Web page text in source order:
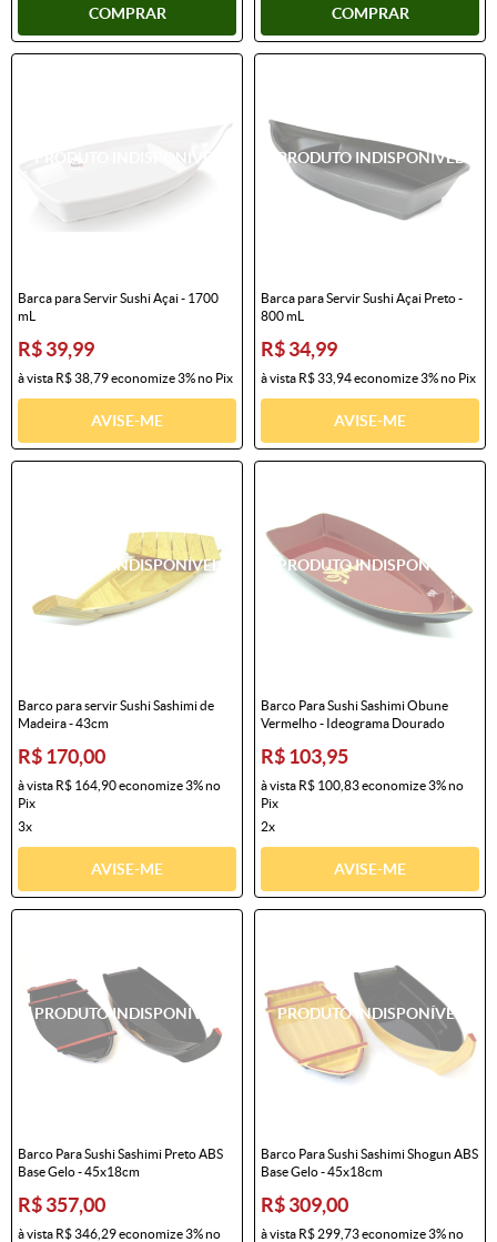
COMPRAR COMPRAR
Barca para Servir Sushi Açai - 1700
mL
R$ 39,99
à vista R$ 38,79economize3%no Pix
AVISE-ME
Barca para Servir Sushi Açai Preto -
800 mL
R$ 34,99
à vista R$ 33,94economize3%no Pix
AVISE-ME
Barco para servir Sushi Sashimi de
Madeira - 43cm
R$ 170,00
à vista R$ 164,90economize3%no
Pix
3x
AVISE-ME
Barco Para Sushi Sashimi Obune
Vermelho - Ideograma Dourado
R$ 103,95
à vista R$ 100,83economize3%no
Pix
2x
AVISE-ME
Barco Para Sushi Sashimi Preto ABS
Base Gelo - 45x18cm
R$ 357,00
à vista R$ 346,29economize3%no
Barco Para Sushi Sashimi Shogun ABS
Base Gelo - 45x18cm
R$ 309,00
à vista R$ 299,73economize3%no